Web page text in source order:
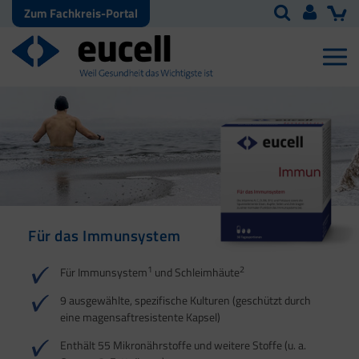
Zum Fachkreis-Portal
Für das Immunsystem
Für Immunsystem1 und Schleimhäute2
9 ausgewählte, spezifische Kulturen (geschützt durch
eine magensaftresistente Kapsel)
Enthält 55 Mikronährstoffe und weitere Stoffe (u. a.
Für Haut, Haare und
4
Für Ihre natürliche